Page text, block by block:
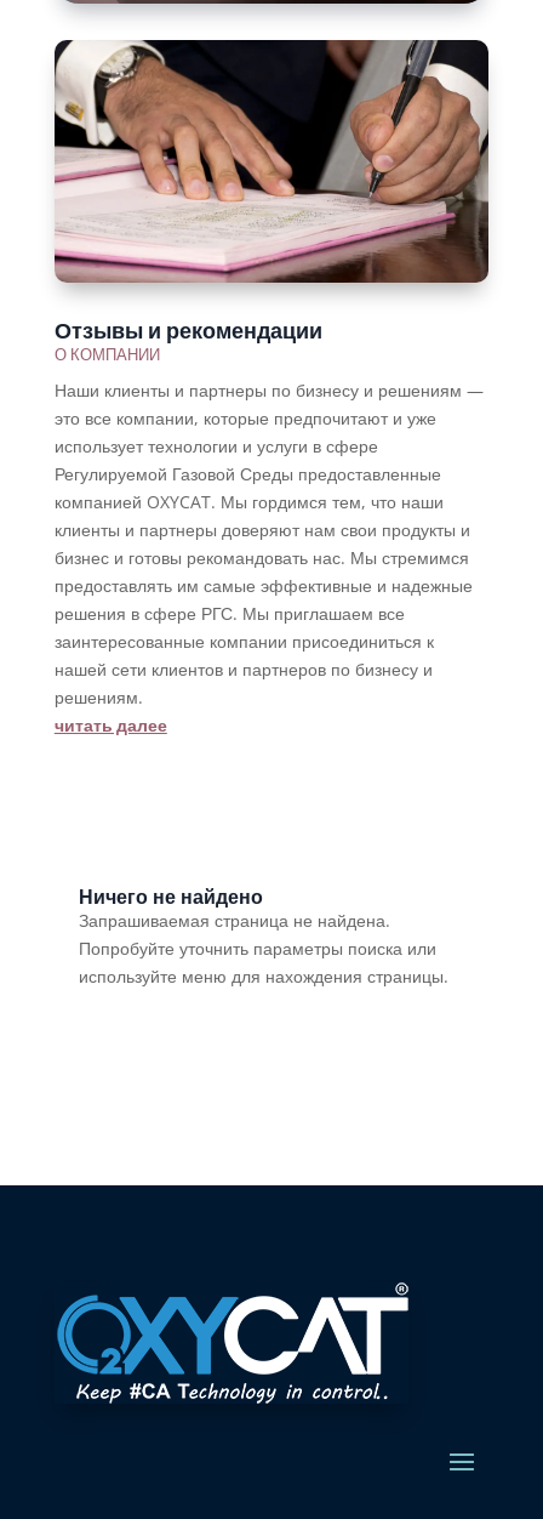
Подробнее
Отзывы и рекомендации
О КОМПАНИИ
Наши клиенты и партнеры по бизнесу и решениям —
это все компании, которые предпочитают и уже
использует технологии и услуги в сфере
Регулируемой Газовой Среды предоставленные
компанией OXYCAT. Мы гордимся тем, что наши
клиенты и партнеры доверяют нам свои продукты и
бизнес и готовы рекомандовать нас. Мы стремимся
предоставлять им самые эффективные и надежные
решения в сфере РГС. Мы приглашаем все
заинтересованные компании присоединиться к
нашей сети клиентов и партнеров по бизнесу и
решениям.
читать далее
Ничего не найдено
Запрашиваемая страница не найдена.
Попробуйте уточнить параметры поиска или
используйте меню для нахождения страницы.